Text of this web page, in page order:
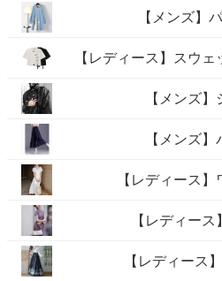
【メンズ】
【レディース】スウ
【メンズ】
【メンズ】
【レディース】
【レディース
【レディース